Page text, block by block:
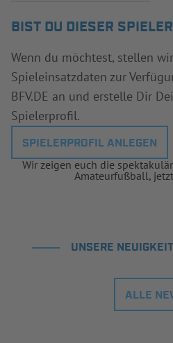
BIST DU DIESER
Wenn du möchtest, stellen
Spieleinsatzdaten zur
BFV.DE an und erstelle Dir
Spielerprofil.
SPIELERPROFIL ANLEGEN
Wir zeigen euch die
Amateurfußball,
UNSERE
ALLE